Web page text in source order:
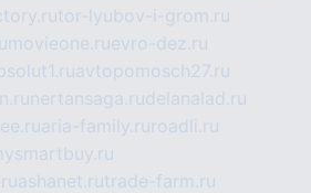
tor-lyubov-i-grom.ru
movieone.ruevro-dez.ru
avtopomosch27.ru
nertansaga.rudelanalad.ru
aria-family.ru roadli.ru
ashanet.rutrade-farm.ru